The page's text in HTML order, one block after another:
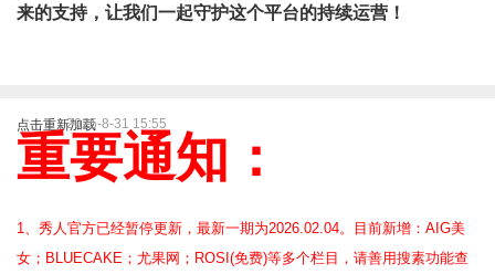
来的支持，让我们一起守护这个平台的持续运营！
点击重新加载2025-8-31 15:55
重要通知：
1、秀人官方已经暂停更新，最新一期为2026.02.04。目前新增：AIG美
女；BLUECAKE；尤果网；ROSI(免费)等多个栏目，请善用搜素功能查